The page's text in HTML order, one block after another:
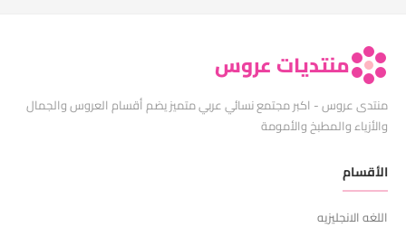
منتديات عروس
منتدى عروس - اكبر مجتمع نسائي عربي متميز يضم أقسام العروس والجمال
والأزياء والمطبخ والأمومة
الأقسام
اللغه الانجليزيه